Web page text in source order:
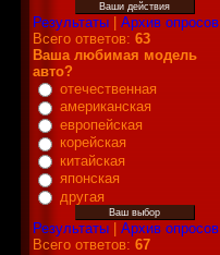
Результаты| Архив опросов
Всего ответов: 63
Ваша любимая модель
авто?
отечественная
американская
европейская
корейская
китайская
японская
другая
Результаты| Архив опросов
Всего ответов: 67